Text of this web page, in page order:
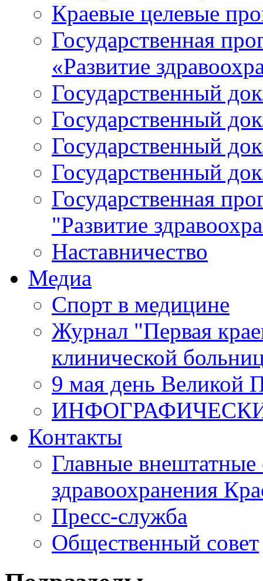
Краевые целевые
Государственная
«Развитие
Государственный
Государственный
Государственный
Государственный
Государственная
"Развитие
Наставничество
Медиа
Спорт в медицине
Журнал "Первая
клинической
9 мая день Великой
Контакты
Главные внештатные
здравоохранения
Пресс-служба
Общественный совет